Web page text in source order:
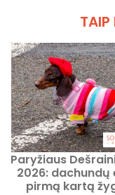
TAIP
Paryžiaus
2026: dachundų
pirmą kartą